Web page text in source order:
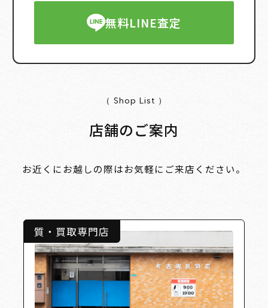
無料LINE査定
（ Shop List ）
店舗のご案内
お近くにお越しの際はお気軽にご来店ください。
質・買取専門店